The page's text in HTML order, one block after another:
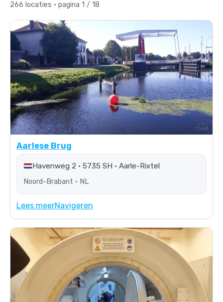
266 locaties · pagina 1 / 18
Aarlese Brug
Havenweg 2 • 5735 SH • Aarle-Rixtel
Noord-Brabant • NL
Lees meerNavigeren